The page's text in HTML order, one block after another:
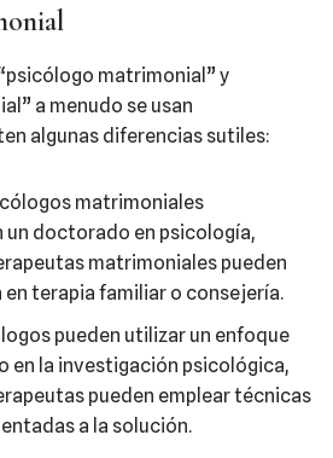
matrimonial” y
a menudo se usan
algunas diferencias sutiles:
matrimoniales
doctorado en psicología,
matrimoniales pueden
terapia familiar o consejería.
pueden utilizar un enfoque
en la investigación psicológica,
pueden emplear técnicas
a la solución.